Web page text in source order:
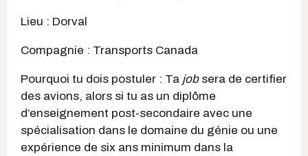
Lieu : Dorval
Compagnie : Transports Canada
Pourquoi tu dois postuler : Ta jobsera de certifier
des avions, alors si tu as un diplôme
d’enseignement post-secondaire avec une
spécialisation dans le domaine du génie ou une
expérience de six ans minimum dans la